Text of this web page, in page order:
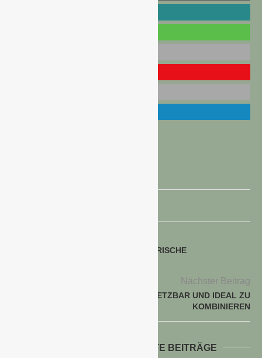
WIRD KREDITVERGABE AN GÄRTNERISCHE
Nächster Beitrag
STAUDEN: ÜBERALL GUT EINSETZBAR UND IDEAL ZU
KOMBINIEREN
WEITERE INTERESSANTE BEITRÄGE